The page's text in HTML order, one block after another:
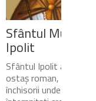
Sfântul Mucenic
Ipolit
Sfântul Ipolit a fost
ostaș roman, gardian
închisorii unde erau